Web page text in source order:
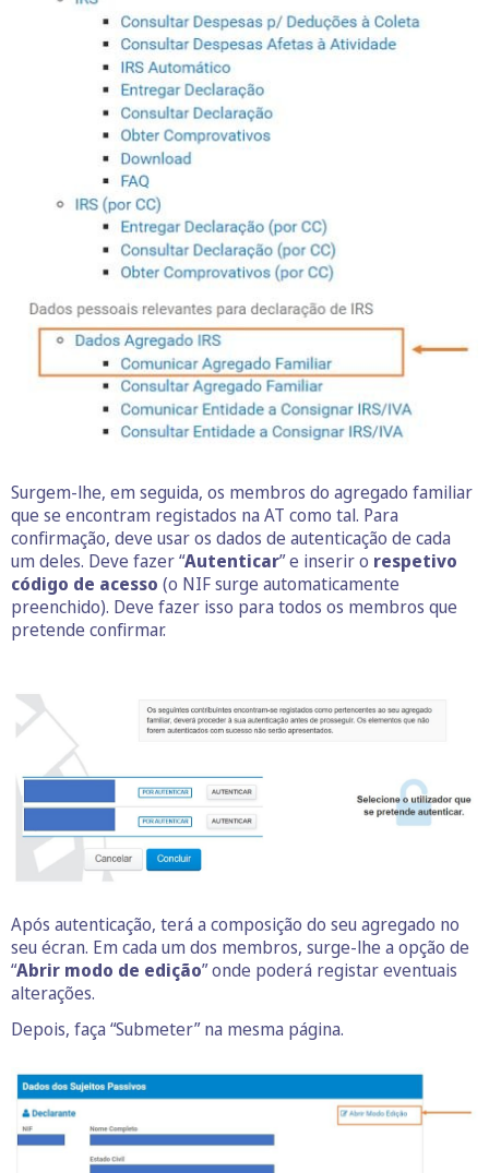
Surgem-lhe, em seguida, os membros do agregado familiar
que se encontram registados na AT como tal. Para
confirmação, deve usar os dados de autenticação de cada
um deles. Deve fazer “Autenticar” e inserir o respetivo
código de acesso (o NIF surge automaticamente
preenchido). Deve fazer isso para todos os membros que
pretende confirmar.
Após autenticação, terá a composição do seu agregado no
seu écran. Em cada um dos membros, surge-lhe a opção de
“Abrir modo de edição” onde poderá registar eventuais
alterações.
Depois, faça “Submeter” na mesma página.